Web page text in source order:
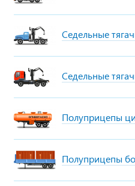
Седельные
Седельные
Полуприцепы
Полуприцепы